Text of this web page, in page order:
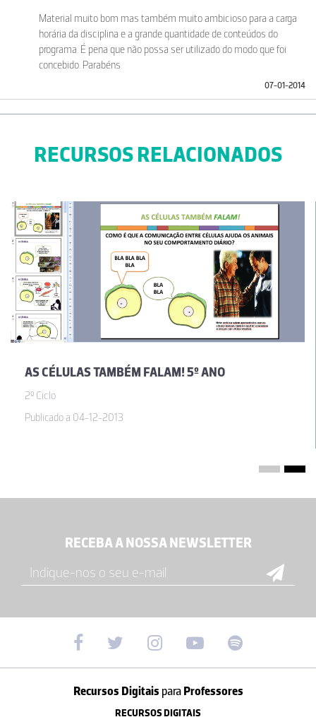
Material muito bom mas também muito ambicioso para a carga
horária da disciplina e a grande quantidade de conteúdos do
programa. É pena que não possa ser utilizado do modo que foi
concebido. Parabéns
07-01-2014
RECURSOS RELACIONADOS
AS CÉLULAS TAMBÉM FALAM! 5º ANO
2º Ciclo
Publicado a 04-12-2013
RECEBA A NOSSA NEWSLETTER
Recursos Digitais paraProfessores
RECURSOS DIGITAIS